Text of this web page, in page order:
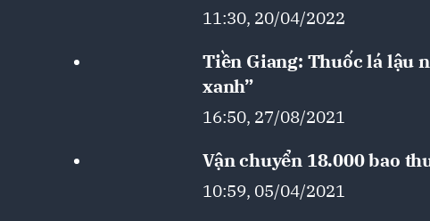
11:30, 20/04/2022
Tiền Giang: Thuốc lá lậu
xanh”
16:50, 27/08/2021
Vận chuyển 18.000 bao
10:59, 05/04/2021